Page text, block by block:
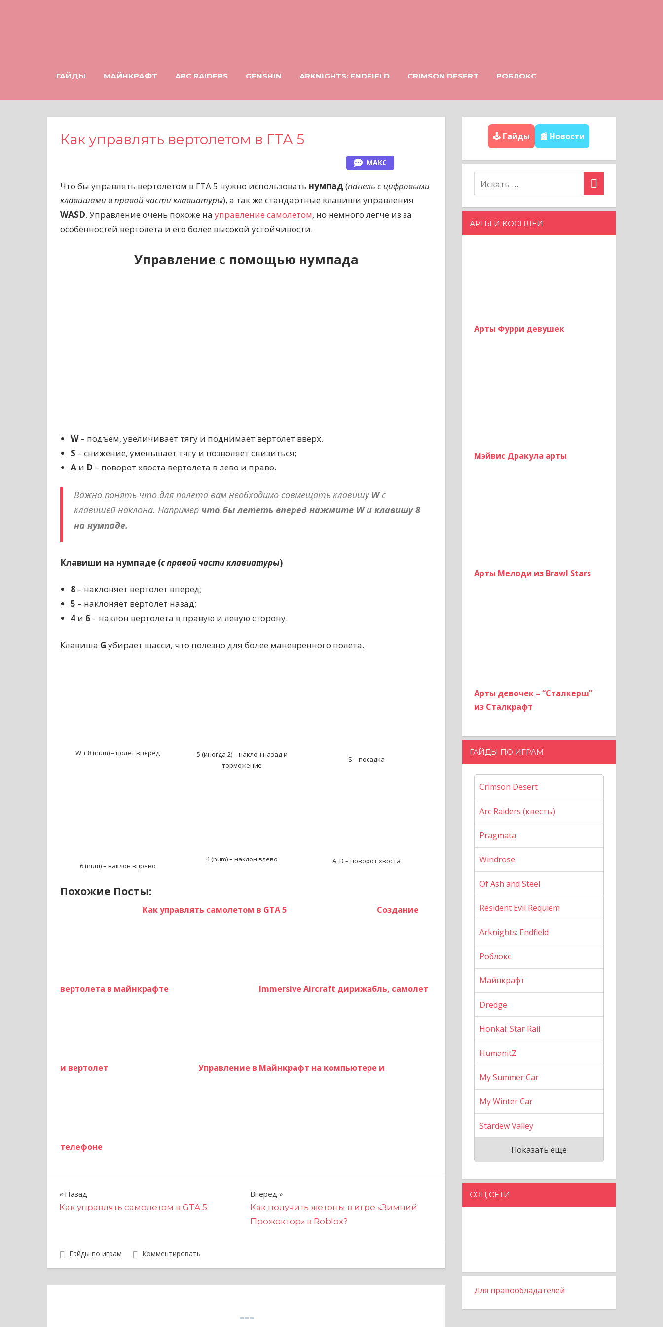
ГАЙДЫ МАЙНКРАФТ ARC RAIDERS GENSHIN ARKNIGHTS: ENDFIELD CRIMSON DESERT РОБЛОКС
Как управлять вертолетом в ГТА 5
МАКС
Что бы управлять вертолетом в ГТА 5 нужно использовать нумпад (панель с цифровыми
клавишами в правой части клавиатуры), а так же стандартные клавиши управления
WASD. Управление очень похоже на управление самолетом, но немного легче из за
особенностей вертолета и его более высокой устойчивости.
Управление с помощью нумпада
W– подъем, увеличивает тягу и поднимает вертолет вверх.
S – снижение, уменьшает тягу и позволяет снизиться;
Aи D – поворот хвоста вертолета в лево и право.
Важно понять что для полета вам необходимо совмещать клавишу Wс
клавишей наклона. Например что бы лететь вперед нажмите W и клавишу 8
на нумпаде.
Клавиши на нумпаде (с правой части клавиатуры)
8– наклоняет вертолет вперед;
5 – наклоняет вертолет назад;
4и 6– наклон вертолета в правую и левую сторону.
Клавиша G убирает шасси, что полезно для более маневренного полета.
W + 8 (num) – полет вперед
5 (иногда 2) – наклон назад и
торможение
S – посадка
6 (num) – наклон вправо
4 (num) – наклон влево A, D – поворот хвоста
Похожие Посты:
Как управлять самолетом в GTA 5 Создание
вертолета в майнкрафте Immersive Aircraft дирижабль, самолет
и вертолет Управление в Майнкрафт на компьютере и
телефоне
Н
и
г
Назад
Как управлять самолетом в GTA 5
Вперед
Как получить жетоны в игре «Зимний
Прожектор» в Roblox?
Гайды по играм Комментировать
🕹️ Гайды 📰 Новости
АРТЫ И КОСПЛЕИ
Арты Фурри девушек
Мэйвис Дракула арты
Арты Мелоди из Brawl Stars
Арты девочек – “Сталкерш”
из Сталкрафт
ГАЙДЫ ПО ИГРАМ
Crimson Desert
Arc Raiders (квесты)
Pragmata
Windrose
Of Ash and Steel
Resident Evil Requiem
Arknights: Endfield
Роблокс
Майнкрафт
Dredge
Honkai: Star Rail
HumanitZ
My Summer Car
My Winter Car
Stardew Valley
Показать еще
СОЦ СЕТИ
Для правообладателей